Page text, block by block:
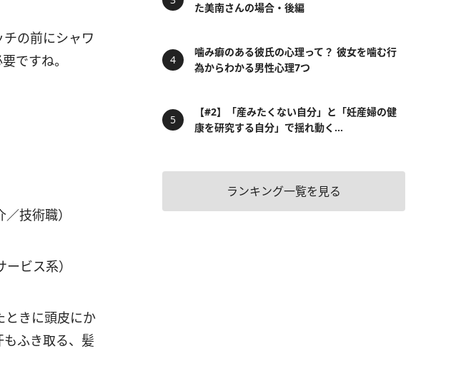
の前にシャワ
ですね。
技術職）
ビス系）
ときに頭皮にか
ふき取る、髪
た美南さんの場合・後編
噛み癖のある彼氏の心理って？ 彼女を噛む行
為からわかる男性心理7つ
【#2】「産みたくない自分」と「妊産婦の健
康を研究する自分」で揺れ動く...
ランキング一覧を見る